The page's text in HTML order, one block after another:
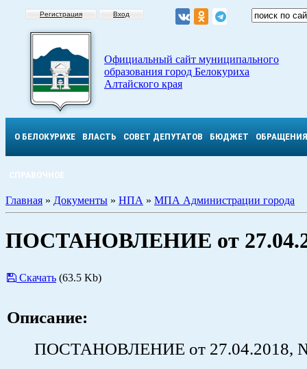
Регистрация Вход
Официальный сайт муниципального
образования город Белокуриха
Алтайского края
О БЕЛОКУРИХЕ ВЛАСТЬ СОВЕТ ДЕПУТАТОВ БЮДЖЕТ ОБРАЩЕНИЯ
СПРАВОЧНОЕ
Главная » Документы » НПА » МПА Администрации города
ПОСТАНОВЛЕНИЕ от
Скачать (63.5 Kb)
Описание:
ПОСТАНОВЛЕНИЕ от 27.04.2018,